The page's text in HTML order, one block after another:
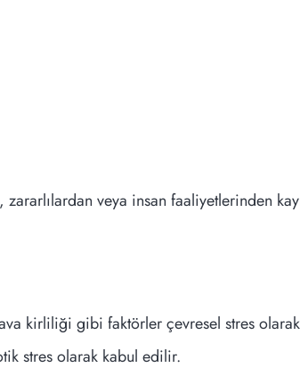
veya insan faaliyetlerinden
kirliliği gibi faktörler çevresel stres
stres olarak kabul edilir.